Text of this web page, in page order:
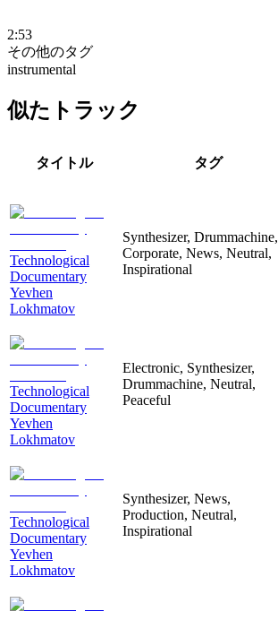
2:53
その他のタグ
instrumental
似たトラック
タイトル タグ
Technological
Documentary
Yevhen
Lokhmatov
Synthesizer, Drummachine,
Corporate, News, Neutral,
Inspirational
Technological
Documentary
Yevhen
Lokhmatov
Electronic, Synthesizer,
Drummachine, Neutral,
Peaceful
Technological
Documentary
Yevhen
Lokhmatov
Synthesizer, News,
Production, Neutral,
Inspirational